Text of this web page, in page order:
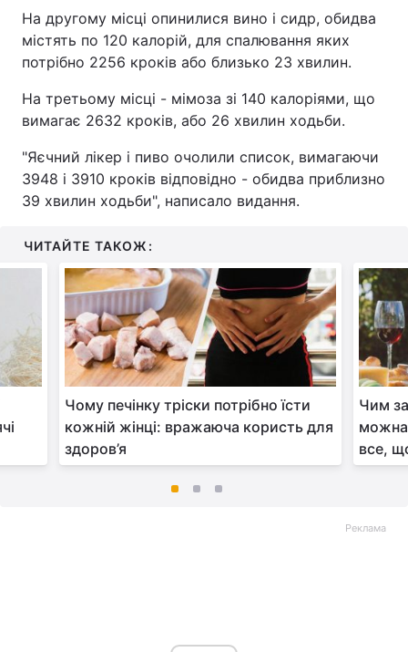
На другому місці опинилися вино і сидр, обидва
містять по 120 калорій, для спалювання яких
потрібно 2256 кроків або близько 23 хвилин.
На третьому місці - мімоза зі 140 калоріями, що
вимагає 2632 кроків, або 26 хвилин ходьби.
"Яєчний лікер і пиво очолили список, вимагаючи
3948 і 3910 кроків відповідно - обидва приблизно
39 хвилин ходьби", написало видання.
ЧИТАЙТЕ ТАКОЖ:
Чому печінку тріски потрібно їсти
кожній жінці: вражаюча користь для
здоров’я
Чим
можна
все,
Реклама